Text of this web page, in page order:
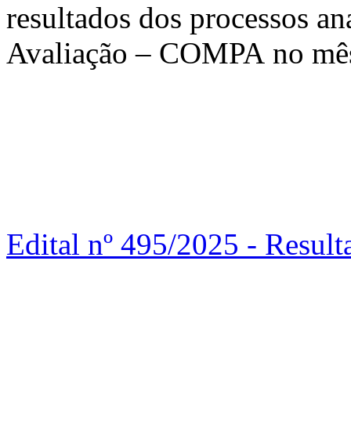
resultados dos processos
Avaliação – COMPA no
Edital nº 495/2025 -